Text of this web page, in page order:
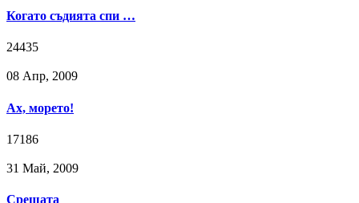
Когато съдията спи …
24435
08 Апр, 2009
Ах, морето!
17186
31 Май, 2009
Срещата